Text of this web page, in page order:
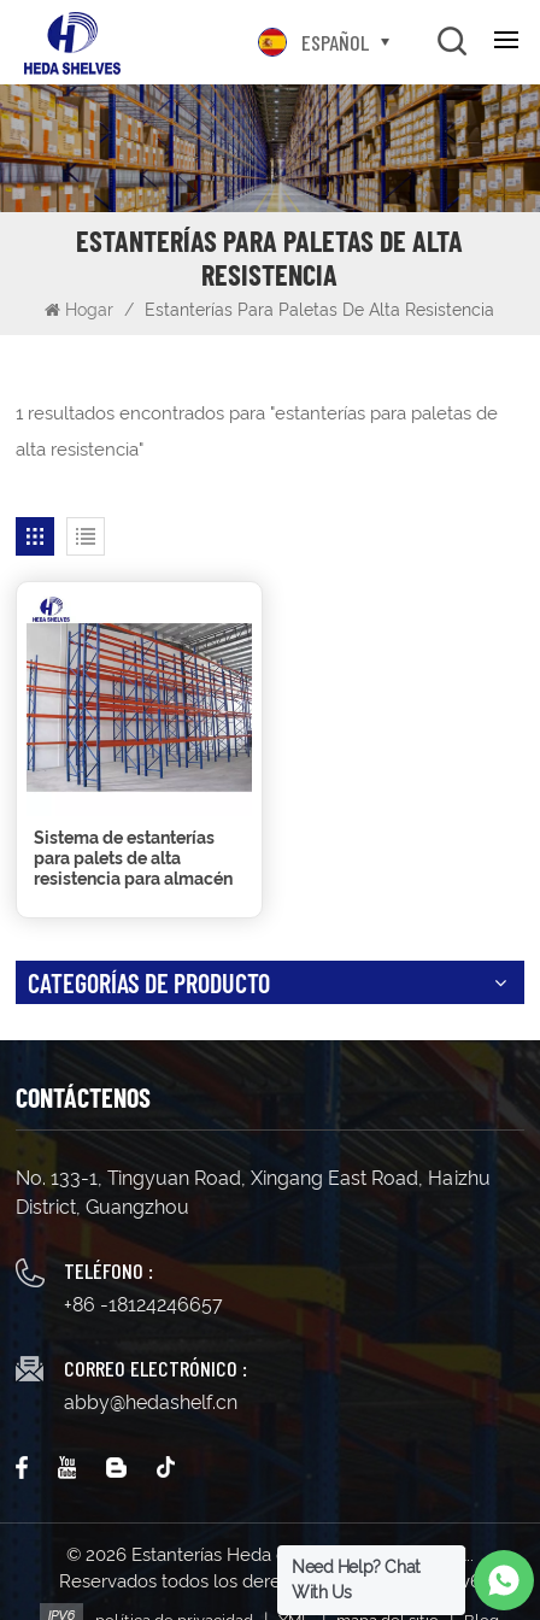
ESPAÑOL
ESTANTERÍAS PARA PALETAS DE ALTA
RESISTENCIA
Hogar / Estanterías Para Paletas De Alta Resistencia
1 resultados encontrados para "estanterías para paletas de
alta resistencia"
Sistema de estanterías
para palets de alta
resistencia para almacén
CATEGORÍAS DE PRODUCTO
CONTÁCTENOS
No. 133-1, Tingyuan Road, Xingang East Road, Haizhu
District, Guangzhou
TELÉFONO :
+86 -18124246657
CORREO ELECTRÓNICO :
abby@hedashelf.cn
© 2026 Estanterías Heda de Guangzhou Co., Ltd..
Reservados todos los derechos . | Soporta red IPv6
Need Help? Chat
With Us